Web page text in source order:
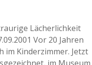
Lächerlichkeit
Vor 20 Jahren
Kinderzimmer. Jetzt